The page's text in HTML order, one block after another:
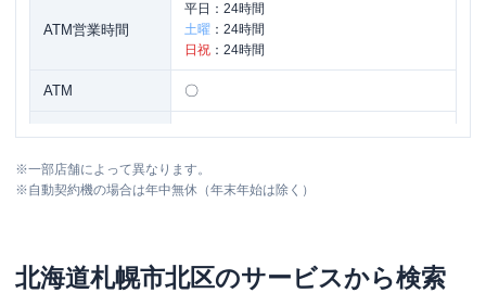
ATM営業時間
平日： 24時間
土曜 ： 24時間
日祝 ： 24時間
ATM 〇
住所
北海道札幌市北区新琴似七条１７丁目４-
５オークヴィレッジ・ワオ１Ｆ
※一部店舗によって異なります。
※自動契約機の場合は年中無休（年末年始は除く）
北海道札幌市北区のサービスから検索